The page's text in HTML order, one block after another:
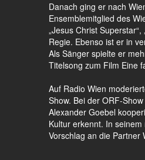
Danach ging er nach
Ensemblemitglied des
„Jesus Christ
Regie. Ebenso ist er in
Als Sänger spielte er
Titelsong zum Film Eine
Auf Radio Wien
Show. Bei der ORF-
Alexander Goebel
Kultur erkennt. In
Vorschlag an die Partner